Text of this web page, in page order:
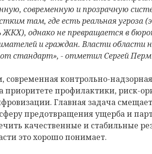
современную и прозрачную
там, где есть реальная угроза
ЖКХ), однако не превращается в
и граждан. Власти области
стандарт», - отметил Сергей
современная контрольно-
приоритете профилактики, риск-
Главная задача
предотвращения ущерба и
качественные и стабильные
это хорошо понимает.